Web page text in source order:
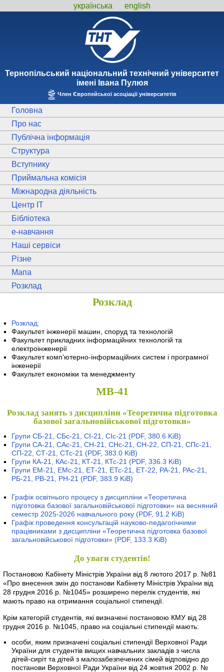
українська english
Тернопiльський національний технiчний унiверситет
iменi Iвана Пулюя
Член Європейської асоціації університетів
Головна
Про нас
Публічна інформація
Структура
Вступнику
Приймальна комісія
Міжнародна діяльність
Центр ІТ
Бібліотека
e-навчання
Наші сервіси
Різне
Мапа
Розклад
Розклад
Розклад:
Факультет інженерії машин, споруд та технологій
Факультет прикладних інформаційних технологій та
електроінженерії
Факультет комп'ютерно-інформаційних систем і програмної
інженерії
Факультет економіки та менеджменту
МВ-41
Розклад занять з дисципліни «Теоретична підготовка
базової загальновійськової підготовки»
Групи СБ-21, СБс-21, СІ-21, СІс-21 (PDF, 380.6 KiB)
Групи СА-21, САс-21, СН-21, СНс-21, СН-22, СП-21, СПс-21,
СП-22, СТ-21, СТс-21 (PDF, 383.0 KiB)
Групи КА-21, КАс-21, КТ-21, КТс-21 (PDF, 336.3 KiB)
Групи ЕМ-21, ЕМс-21, ЕТ-21, ЕТс-21, ЕТ-22, РА-21, РАс-21,
РБ-21, РВ-21, РН-21 (PDF, 383.9 KiB)
Графік освітнього процесу з дисципліни «Теоретична
підготовка базової загальновійськової підготовки» на весняний
семестр 2025-2026 навчального року (PDF, 91.2 KiB)
Графік проведення консультацій науково-педагогічними
працівниками з дисципліни «Теоретична підготовка базової
загальновійськової підготовки» (PDF, 133.3 KiB)
До уваги студентів!
Постановою Кабінету Міністрів України від 8 лютого 2017 р. №81
«Про внесення змін до постанови Кабінету Міністрів України від
28 грудня 2016 р. №1045» розширено перелік студентів, які
мають право на отримання соціальної стипендії.
Крім категорій студентів, які визначені постановою КМУ від 28
грудня 2016 р. №1045, право на соціальні стипендії мають:
особи, яким призначені соціальні стипендії Верховної Ради
України для студентів вищих навчальних закладів з числа
дітей-сиріт та дітей з малозабезпечених сімей відповідно до
постанови Верховної Ради України від 24 жовтня 2002 р. №